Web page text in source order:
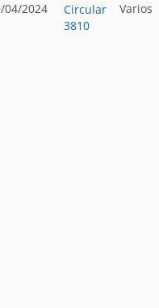
04/2024
Circular
3810
Varios